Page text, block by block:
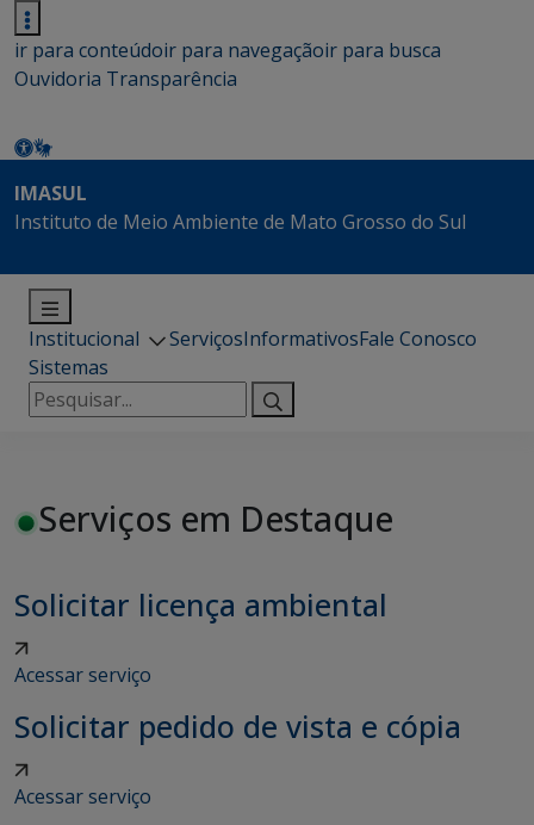
ir para conteúdoir para navegaçãoir para busca
Ouvidoria Transparência
IMASUL
Instituto de Meio Ambiente de Mato Grosso do Sul
Institucional ServiçosInformativosFale Conosco
Sistemas
Pesquisar
por:
Serviços em Destaque
Solicitar licença ambiental
Acessar serviço
Solicitar pedido de vista e cópia
Acessar serviço